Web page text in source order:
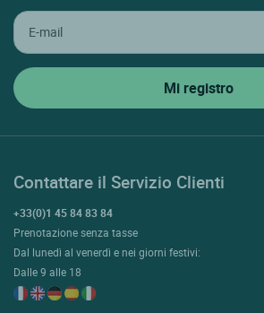
Contattare il Servizio Clienti
+33(0)1 45 84 83 84
Prenotazione senza tasse
Dal lunedì al venerdì e nei giorni festivi:
Dalle 9 alle 18